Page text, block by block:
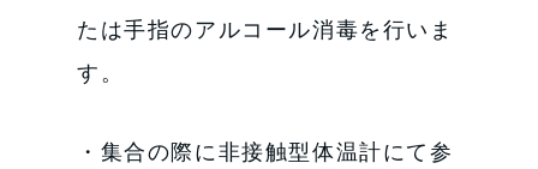
たは手指のアルコール消毒を行いま
す。
・集合の際に非接触型体温計にて参